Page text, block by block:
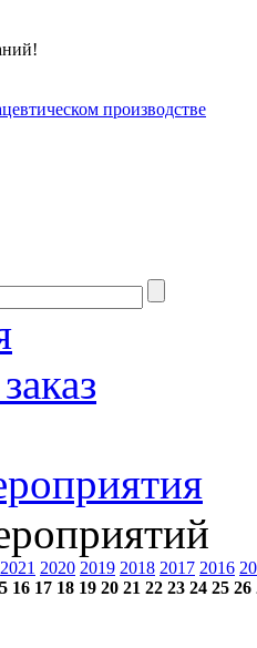
2021 2020 2019 2018 2017 2016
16 17 18 19 20 21 22 23 24 25 26